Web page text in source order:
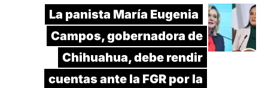
La panista María Eugenia
Campos, gobernadora de
Chihuahua, debe rendir
cuentas ante la FGR por la